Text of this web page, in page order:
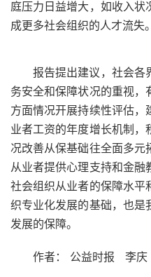
庭压力日益增大，如收入
成更多社会组织的人才流失。
报告提出建议，社会各
务安全和保障状况的重视
方面情况开展持续性评估，
业者工资的年度增长机制
况改善从保基础往全面多元
从业者提供心理支持和金融
社会组织从业者的保障水平
织专业化发展的基础，也是
发展的保障。
作者： 公益时报 李庆